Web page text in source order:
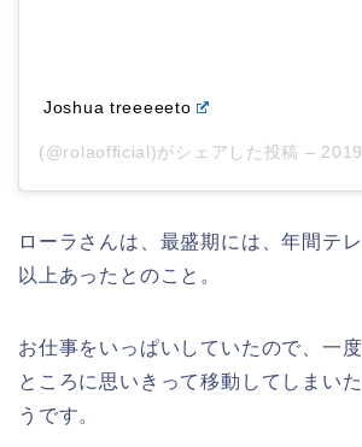
Joshua treeeeeto
(@rolaofficial)がシェアした投稿 – 2019年
ローラさんは、最盛期には、年間テ
以上あったとのこと。
お仕事をいっぱいしていたので、一
ところに思いきって移動してしまい
うです。